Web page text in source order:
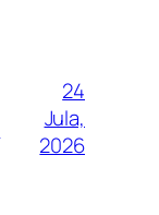
24
Jula,
2026